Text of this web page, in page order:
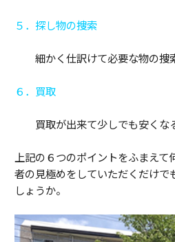
５．探し物の捜索
細かく仕訳けて必要な物の捜
６．買取
買取が出来て少しでも安くな
上記の６つのポイントをふまえ
者の見極めをしていただくだけで
しょうか。